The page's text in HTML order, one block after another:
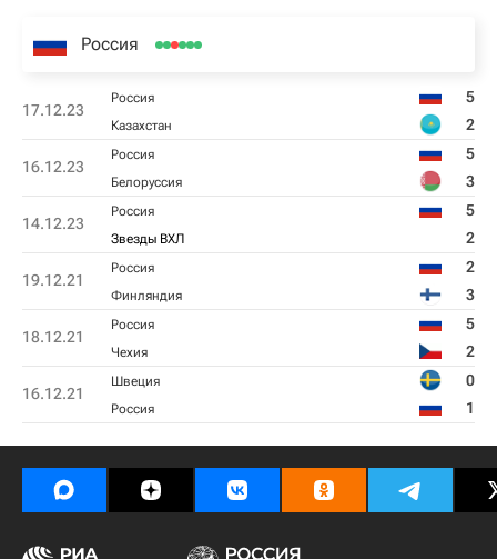
Россия
17.12.23
Россия 5
Казахстан 2
16.12.23
Россия 5
Белоруссия 3
14.12.23
Россия 5
Звезды ВХЛ 2
19.12.21
Россия 2
Финляндия 3
18.12.21
Россия 5
Чехия 2
16.12.21
Швеция 0
Россия 1